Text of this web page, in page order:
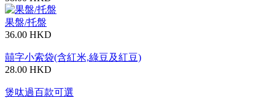
果盤/托盤
36.00 HKD
囍字小索袋(含紅米,綠豆及紅豆)
28.00 HKD
煲呔過百款可選